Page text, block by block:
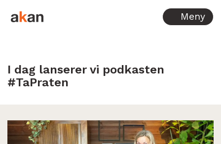
Hopp til innhold Meny
I dag lanserer vi podkasten
#TaPraten